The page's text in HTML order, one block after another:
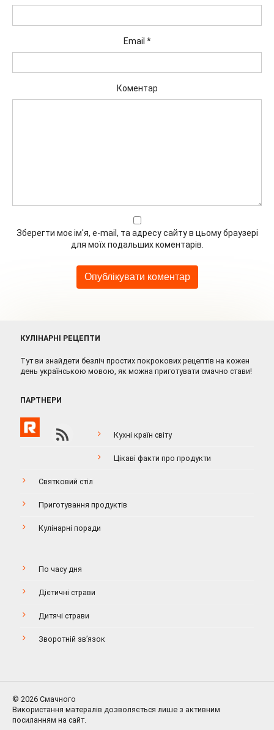
Email *
Коментар
Зберегти моє ім'я, e-mail, та адресу сайту в цьому браузері
для моїх подальших коментарів.
КУЛІНАРНІ РЕЦЕПТИ
Тут ви знайдети безліч простих покрокових рецептів на кожен
день українською мовою, як можна приготувати смачно стави!
ПАРТНЕРИ
Кухні країн світу
Цікаві факти про продукти
Святковий стіл
Приготування продуктів
Кулінарні поради
По часу дня
Дієтичні страви
Дитячі страви
Зворотній зв’язок
© 2026 Смачного
Використання матералів дозволяється лише з активним
посиланням на сайт.